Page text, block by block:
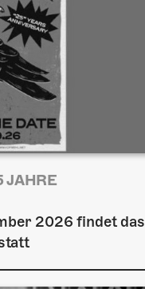
JAHRE
2026 findet das